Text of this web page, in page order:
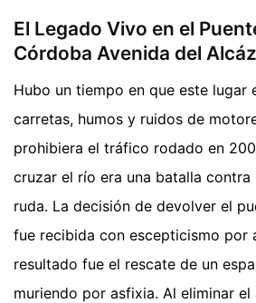
El Legado Vivo en el
Córdoba Avenida del
Hubo un tiempo en que este lugar
carretas, humos y ruidos de
prohibiera el tráfico rodado en
cruzar el río era una batalla contra
ruda. La decisión de devolver el
fue recibida con escepticismo por
resultado fue el rescate de un
muriendo por asfixia. Al eliminar